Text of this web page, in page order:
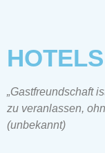
HOTELS
„Gastfreundschaft
zu veranlassen,
(unbekannt)